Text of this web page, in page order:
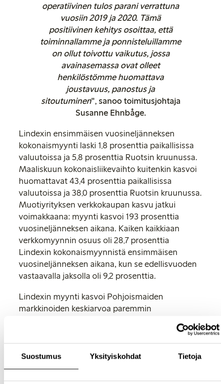
Suostumus Yksityiskohdat Tietoja
operatiivinen tulos parani verrattuna
vuosiin 2019 ja 2020. Tämä
positiivinen kehitys osoittaa, että
toiminnallamme ja ponnisteluillamme
on ollut toivottu vaikutus, jossa
avainasemassa ovat olleet
henkilöstömme huomattava
joustavuus, panostus ja
sitoutuminen", sanoo toimitusjohtaja
Susanne Ehnbåge.
Lindexin ensimmäisen vuosineljänneksen
kokonaismyynti laski 1,8 prosenttia paikallisissa
valuutoissa ja 5,8 prosenttia Ruotsin kruunussa.
Maaliskuun kokonaisliikevaihto kuitenkin kasvoi
huomattavat 43,4 prosenttia paikallisissa
valuutoissa ja 38,0 prosenttia Ruotsin kruunussa.
Muotiyrityksen verkkokaupan kasvu jatkui
voimakkaana: myynti kasvoi 193 prosenttia
vuosineljänneksen aikana. Kaiken kaikkiaan
verkkomyynnin osuus oli 28,7 prosenttia
Lindexin kokonaismyynnistä ensimmäisen
vuosineljänneksen aikana, kun se edellisvuoden
vastaavalla jaksolla oli 9,2 prosenttia.
Lindexin myynti kasvoi Pohjoismaiden
markkinoiden keskiarvoa paremmin
"Markkinaosuutemme kasvu jatkui kaikilla
Pohjoismaiden markkina-alueilla. Suosittu